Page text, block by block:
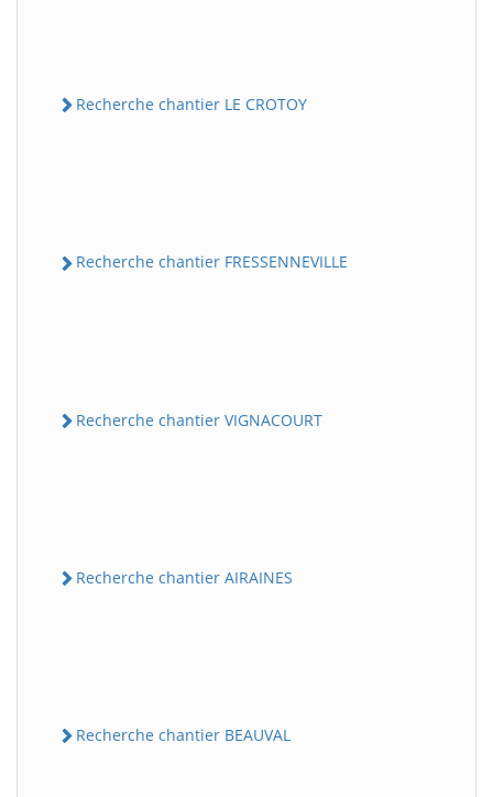
Recherche chantier LE CROTOY
Recherche chantier FRESSENNEVILLE
Recherche chantier VIGNACOURT
Recherche chantier AIRAINES
Recherche chantier BEAUVAL